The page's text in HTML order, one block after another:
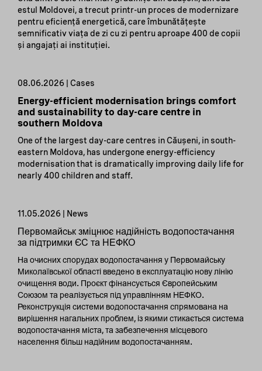
estul Moldovei, a trecut printr-un proces de modernizare
pentru eficiență energetică, care îmbunătățește
semnificativ viața de zi cu zi pentru aproape 400 de copii
și angajați ai instituției.
08.06.2026 | Cases
Energy-efficient modernisation brings comfort
and sustainability to day-care centre in
southern Moldova
One of the largest day-care centres in Căușeni, in south-
eastern Moldova, has undergone energy-efficiency
modernisation that is dramatically improving daily life for
nearly 400 children and staff.
11.05.2026 | News
Первомайськ зміцнює надійність водопостачання
за підтримки ЄС та НЕФКО
На очисних спорудах водопостачання у Первомайську
Миколаївської області введено в експлуатацію нову лінію
очищення води. Проєкт фінансується Європейським
Союзом та реалізується під управлінням НЕФКО.
Реконструкція системи водопостачання спрямована на
вирішення нагальних проблем, із якими стикається система
водопостачання міста, та забезпечення місцевого
населення більш надійним водопостачанням.